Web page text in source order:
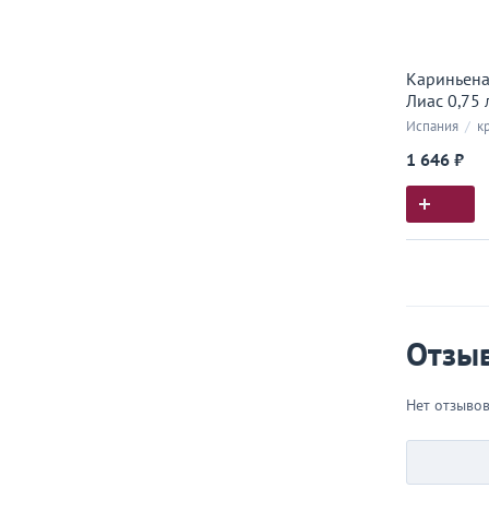
Лиас 0,75
Испания /
1 646 ₽
Нет отзывов